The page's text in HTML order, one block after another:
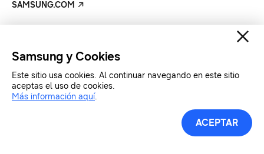
SAMSUNG.COM
Samsung y Cookies
Este sitio usa cookies. Al continuar navegando en este sitio
aceptas el uso de cookies.
Más información aquí.
ACEPTAR